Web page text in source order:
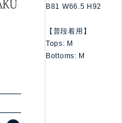
B81 W66.5 H92
【普段着用】
Tops: M
Bottoms: M